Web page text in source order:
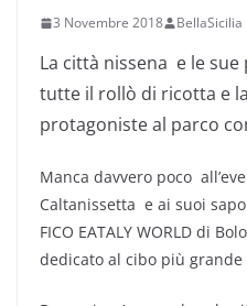
3 Novembre 2018 BellaSicilia
La città nissena e le
tutte il rollò di ricotta e
protagoniste al parco
Manca davvero poco
Caltanissetta e ai suoi
FICO EATALY WORLD di
dedicato al cibo più grande